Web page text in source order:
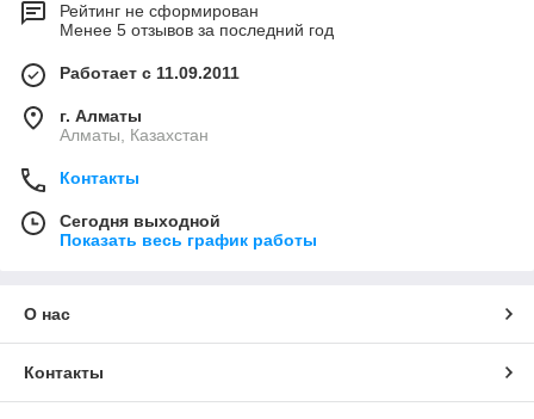
Рейтинг не сформирован
Менее 5 отзывов за последний год
Работает с 11.09.2011
г. Алматы
Алматы, Казахстан
Контакты
Сегодня выходной
Показать весь график работы
О нас
Контакты